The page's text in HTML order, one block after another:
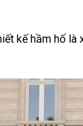
kế hầm hố